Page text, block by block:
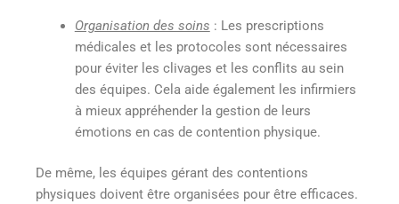
Organisation des soins : Les prescriptions
médicales et les protocoles sont nécessaires
pour éviter les clivages et les conflits au sein
des équipes. Cela aide également les infirmiers
à mieux appréhender la gestion de leurs
émotions en cas de contention physique.
De même, les équipes gérant des contentions
physiques doivent être organisées pour être efficaces.